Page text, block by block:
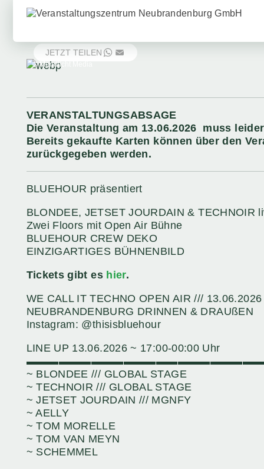
© Mondlicht Media
JETZT TEILEN
WHATSAPP
EMAIL
VERANSTALTUNGSABSAGE
Die Veranstaltung am 13.06.2026 muss
Bereits gekaufte Karten können über den
zurückgegeben werden.
BLUEHOUR präsentiert
BLONDEE, JETSET JOURDAIN & TECHNOIR
Zwei Floors mit Open Air Bühne
BLUEHOUR CREW DEKO
EINZIGARTIGES BÜHNENBILD
Tickets gibt es hier.
WE CALL IT TECHNO OPEN AIR ///
NEUBRANDENBURG DRINNEN & DRAUßEN
Instagram: @thisisbluehour
LINE UP 13.06.2026 ~ 17:00-00:00 Uhr
~ BLONDEE /// GLOBAL STAGE
~ TECHNOIR /// GLOBAL STAGE
~ JETSET JOURDAIN /// MGNFY
~ AELLY
~ TOM MORELLE
~ TOM VAN MEYN
~ SCHEMMEL